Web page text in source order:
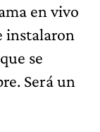
en vivo
instalaron
se
Será un